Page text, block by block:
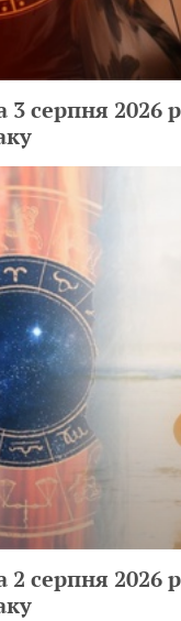
3 серпня 2026
2 серпня 2026